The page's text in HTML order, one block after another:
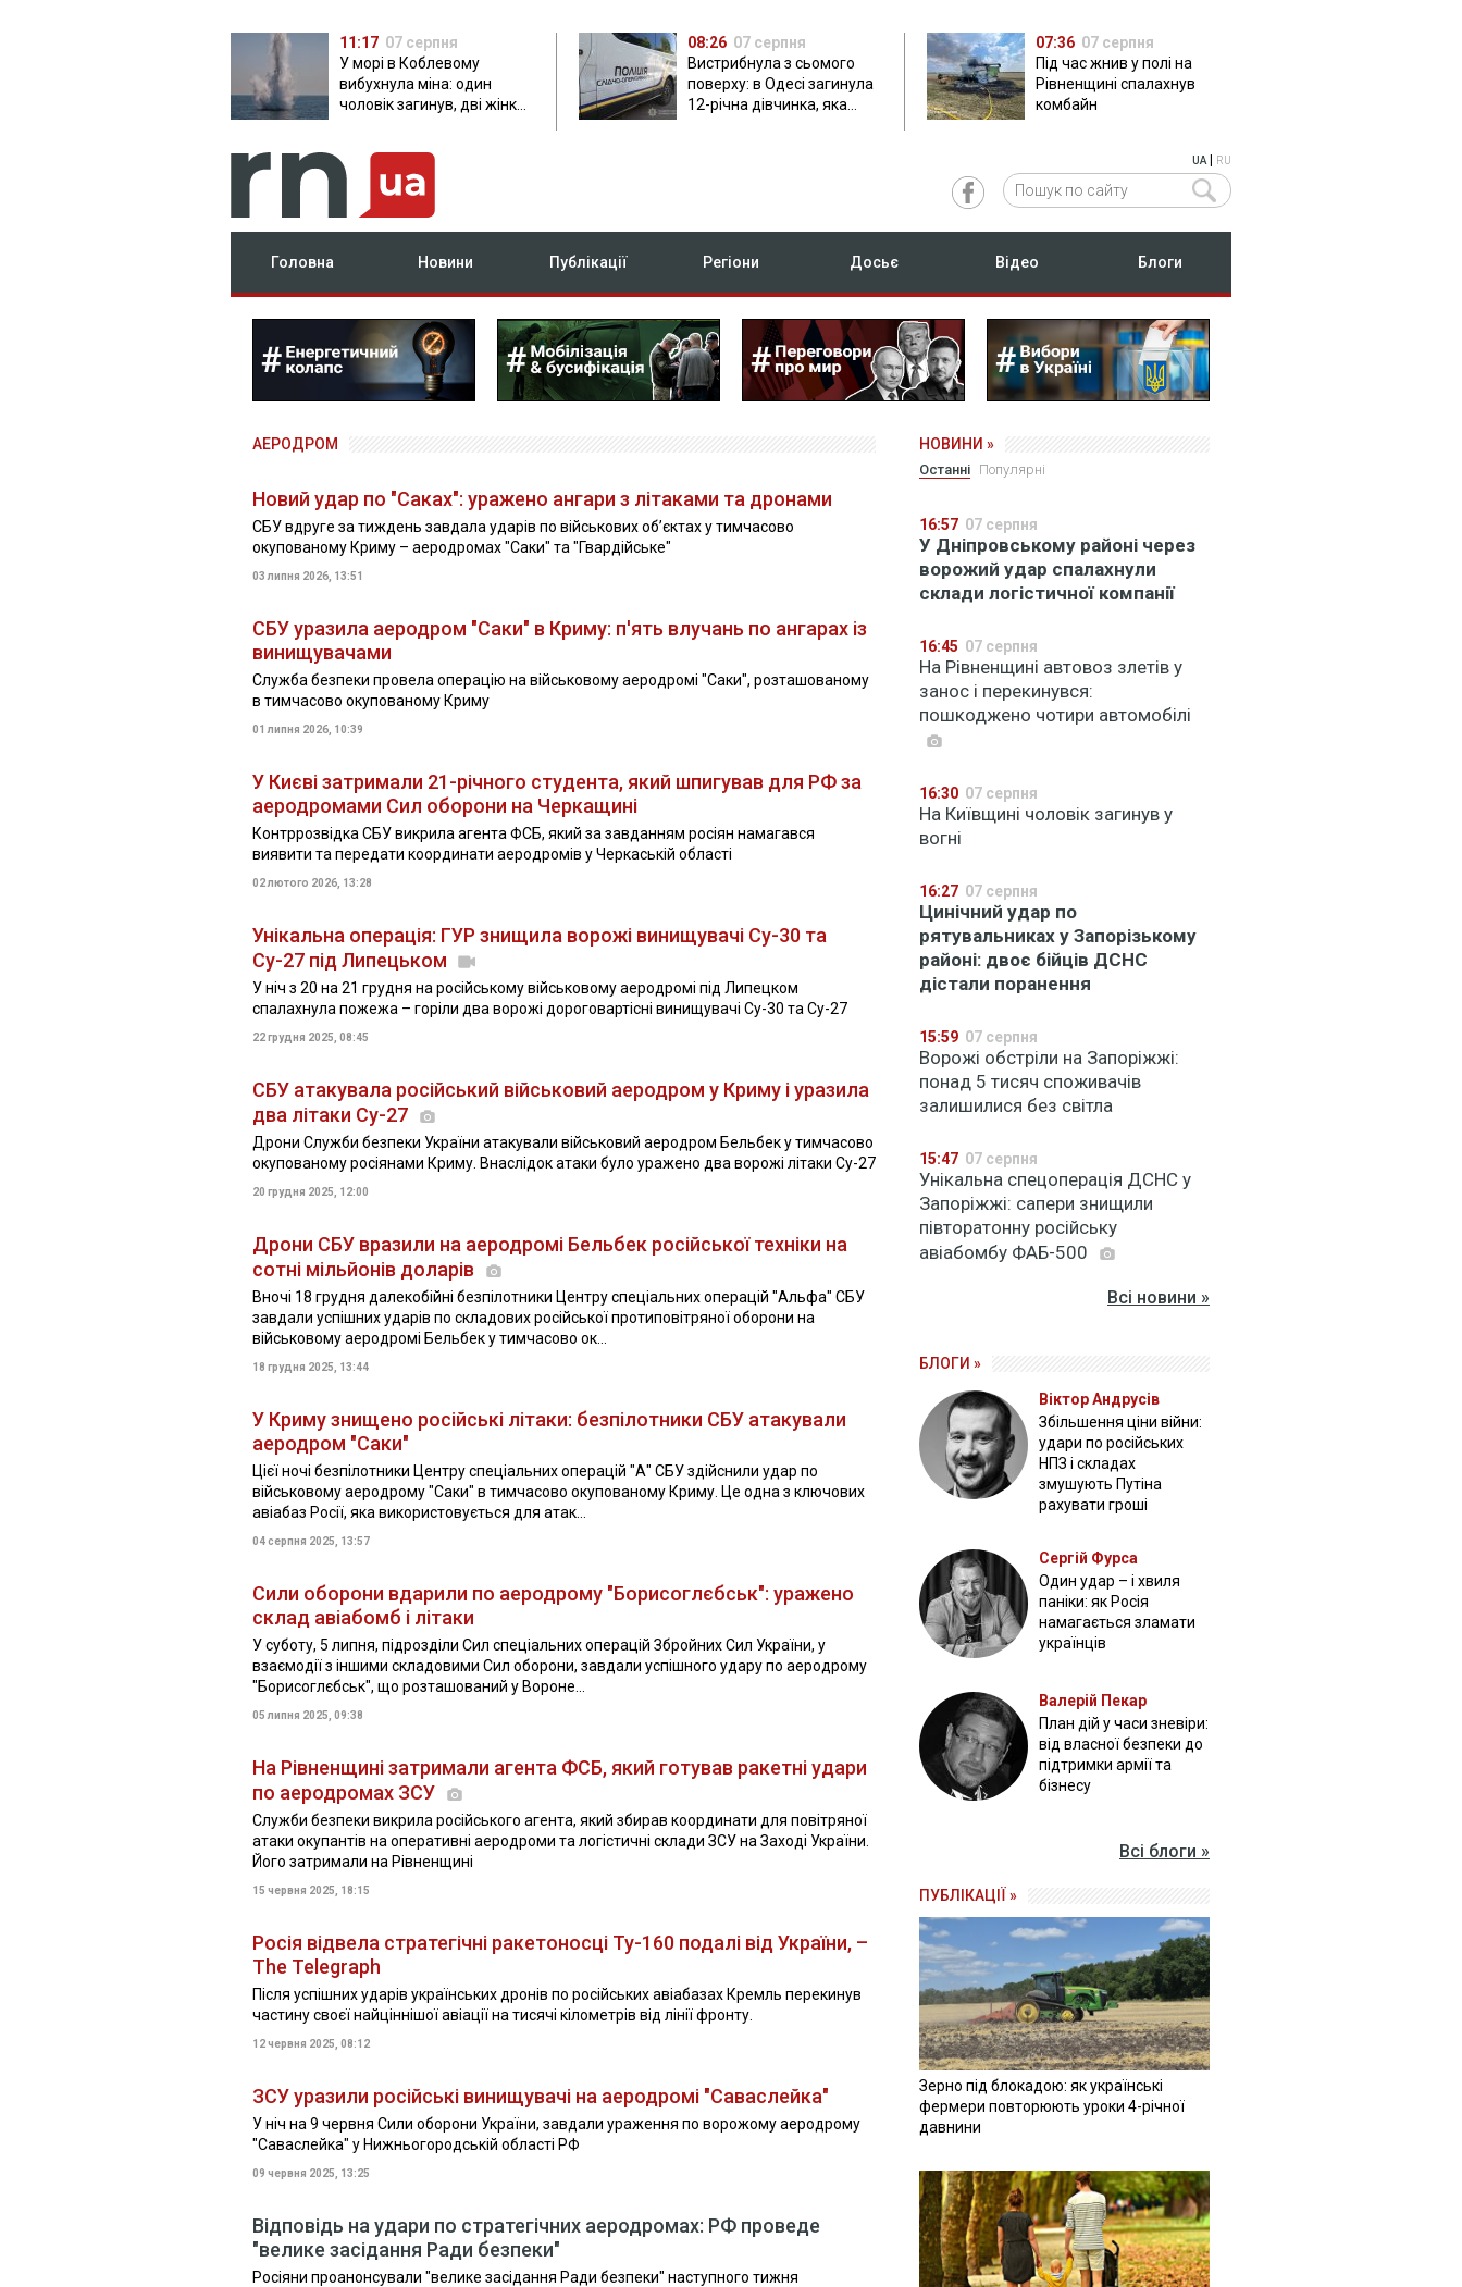
11:17 07 серпня
У морі в Коблевому
вибухнула міна: один
чоловік загинув, дві жінки
08:26 07 серпня
Вистрибнула з сьомого
поверху: в Одесі загинула
12-річна дівчинка, яка
07:36 07 серпня
Під час жнив у полі на
Рівненщині спалахнув
комбайн
UA| RU
Головна Новини Публікації Регіони Досьє Відео Блоги
АЕРОДРОМ
Новий удар по "Саках": уражено ангари з літаками та дронами
СБУ вдруге за тиждень завдала ударів по військових об’єктах у тимчасово
окупованому Криму – аеродромах "Саки" та "Гвардійське"
03 липня 2026, 13:51
СБУ уразила аеродром "Саки" в Криму: п'ять влучань по ангарах із
винищувачами
Служба безпеки провела операцію на військовому аеродромі "Саки", розташованому
в тимчасово окупованому Криму
01 липня 2026, 10:39
У Києві затримали 21-річного студента, який шпигував для РФ за
аеродромами Сил оборони на Черкащині
Контррозвідка СБУ викрила агента ФСБ, який за завданням росіян намагався
виявити та передати координати аеродромів у Черкаській області
02 лютого 2026, 13:28
Унікальна операція: ГУР знищила ворожі винищувачі Су-30 та
Су-27 під Липецьком
У ніч з 20 на 21 грудня на російському військовому аеродромі під Липецком
спалахнула пожежа – горіли два ворожі дороговартісні винищувачі Су-30 та Су-27
22 грудня 2025, 08:45
СБУ атакувала російський військовий аеродром у Криму і уразила
два літаки Су-27
Дрони Служби безпеки України атакували військовий аеродром Бельбек у тимчасово
окупованому росіянами Криму. Внаслідок атаки було уражено два ворожі літаки Су-27
20 грудня 2025, 12:00
Дрони СБУ вразили на аеродромі Бельбек російської техніки на
сотні мільйонів доларів
Вночі 18 грудня далекобійні безпілотники Центру спеціальних операцій "Альфа" СБУ
завдали успішних ударів по складових російської протиповітряної оборони на
військовому аеродромі Бельбек у тимчасово ок...
18 грудня 2025, 13:44
У Криму знищено російські літаки: безпілотники СБУ атакували
аеродром "Саки"
Цієї ночі безпілотники Центру спеціальних операцій "А" СБУ здійснили удар по
військовому аеродрому "Саки" в тимчасово окупованому Криму. Це одна з ключових
авіабаз Росії, яка використовується для атак...
04 серпня 2025, 13:57
Сили оборони вдарили по аеродрому "Борисоглєбськ": уражено
склад авіабомб і літаки
У суботу, 5 липня, підрозділи Сил спеціальних операцій Збройних Сил України, у
взаємодії з іншими складовими Сил оборони, завдали успішного удару по аеродрому
"Борисоглєбськ", що розташований у Вороне...
05 липня 2025, 09:38
На Рівненщині затримали агента ФСБ, який готував ракетні удари
по аеродромах ЗСУ
Служби безпеки викрила російського агента, який збирав координати для повітряної
атаки окупантів на оперативні аеродроми та логістичні склади ЗСУ на Заході України.
Його затримали на Рівненщині
15 червня 2025, 18:15
Росія відвела стратегічні ракетоносці Ту-160 подалі від України, –
The Telegraph
Після успішних ударів українських дронів по російських авіабазах Кремль перекинув
частину своєї найціннішої авіації на тисячі кілометрів від лінії фронту.
12 червня 2025, 08:12
ЗСУ уразили російські винищувачі на аеродромі "Саваслейка"
У ніч на 9 червня Сили оборони України, завдали ураження по ворожому аеродрому
"Саваслейка" у Нижньогородській області РФ
09 червня 2025, 13:25
Відповідь на удари по стратегічних аеродромах: РФ проведе
"велике засідання Ради безпеки"
Росіяни проанонсували "велике засідання Ради безпеки" наступного тижня
НОВИНИ »
Останні Популярні
16:57 07 серпня
У Дніпровському районі через
ворожий удар спалахнули
склади логістичної компанії
16:45 07 серпня
На Рівненщині автовоз злетів у
занос і перекинувся:
пошкоджено чотири автомобілі
16:30 07 серпня
На Київщині чоловік загинув у
вогні
16:27 07 серпня
Цинічний удар по
рятувальниках у Запорізькому
районі: двоє бійців ДСНС
дістали поранення
15:59 07 серпня
Ворожі обстріли на Запоріжжі:
понад 5 тисяч споживачів
залишилися без світла
15:47 07 серпня
Унікальна спецоперація ДСНС у
Запоріжжі: сапери знищили
півторатонну російську
авіабомбу ФАБ-500
Всі новини »
БЛОГИ »
Віктор Андрусів
Збільшення ціни війни:
удари по російських
НПЗ і складах
змушують Путіна
рахувати гроші
Сергій Фурса
Один удар – і хвиля
паніки: як Росія
намагається зламати
українців
Валерій Пекар
План дій у часи зневіри:
від власної безпеки до
підтримки армії та
бізнесу
Всі блоги »
ПУБЛІКАЦІЇ »
Зерно під блокадою: як українські
фермери повторюють уроки 4-річної
давнини